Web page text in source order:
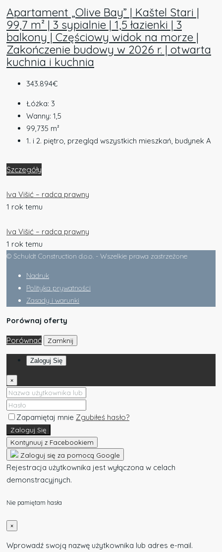
Apartament „Olive Bay” | Kaštel Stari |
99,7 m² | 3 sypialnie | 1,5 łazienki | 3
balkony | Częściowy widok na morze |
Zakończenie budowy w 2026 r. | otwarta
kuchnia i kuchnia
343.894€
Łóżka: 3
Wanny: 1,5
99,735 m²
1. i 2. piętro, przegląd wszystkich mieszkań, budynek A
Szczegóły
Iva Višić – radca prawny
1 rok temu
Iva Višić – radca prawny
1 rok temu
© Schuldt Construction d.o.o. - Wszelkie prawa zastrzeżone
Nadruk
Polityka prywatności
Zasady i warunki
Porównaj oferty
Porównać Zamknij
Zaloguj Się
×
Zapamiętaj mnie Zgubiłeś hasło?
Zaloguj Się
Kontynuuj z Facebookiem
Zaloguj się za pomocą Google
Rejestracja użytkownika jest wyłączona w celach
demonstracyjnych.
Nie pamiętam hasła
×
Wprowadź swoją nazwę użytkownika lub adres e-mail.